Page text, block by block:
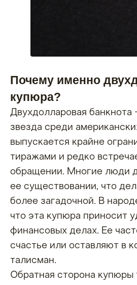
Почему именно
купюра?
Двухдолларовая
звезда среди
выпускается крайне
тиражами и редко
обращении. Многие люди
ее существовании, что
более загадочной. В
что эта купюра приносит
финансовых делах. Ее
счастье или оставляют в
талисман.
Обратная сторона купюры